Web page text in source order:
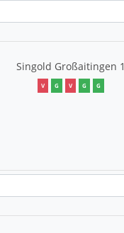
Singold Großaitingen 1
V G V G G